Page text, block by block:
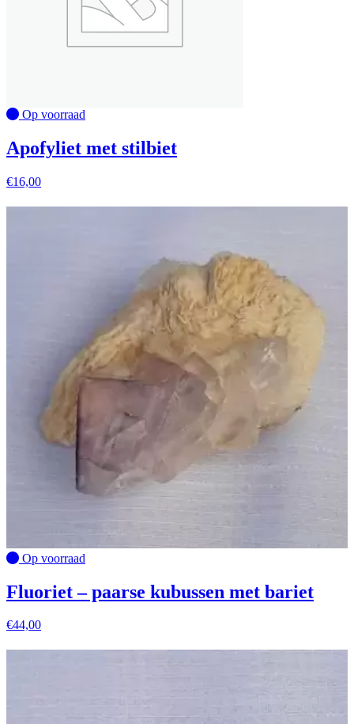
Op voorraad
Apofyliet met stilbiet
€16,00
Op voorraad
Fluoriet – paarse kubussen met bariet
€44,00